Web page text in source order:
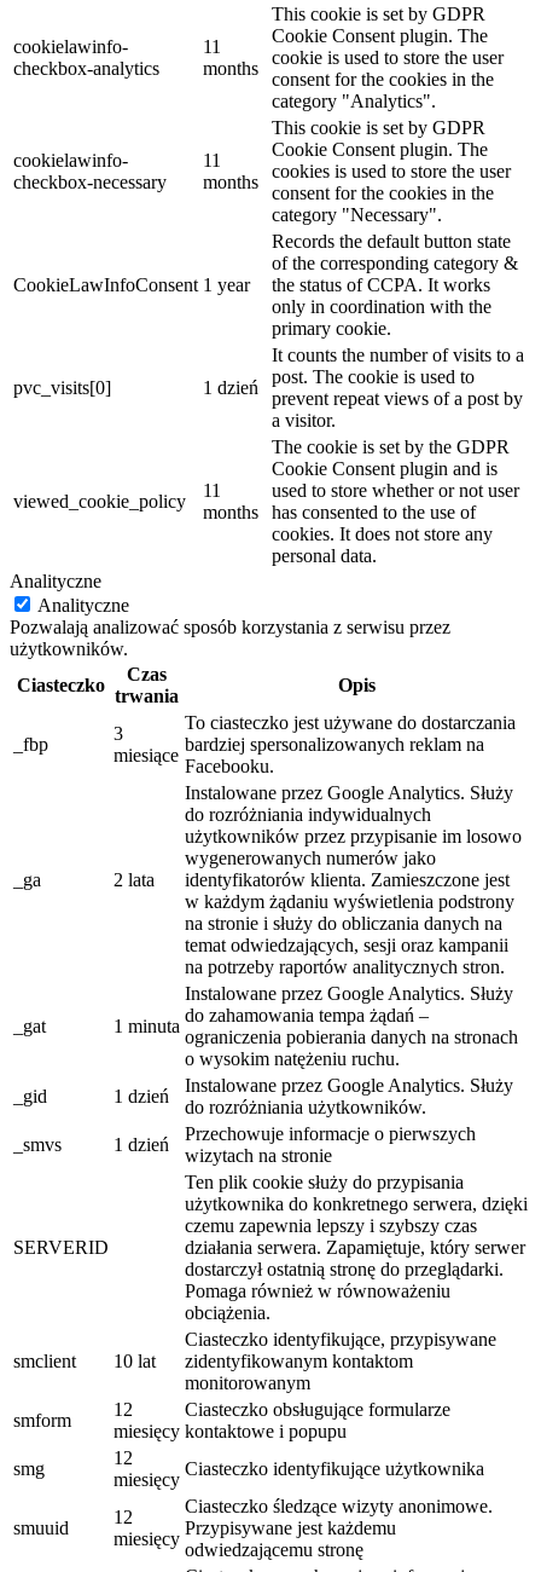
cookielawinfo-
checkbox-analytics
11
months
This cookie is set by GDPR
Cookie Consent plugin. The
cookie is used to store the user
consent for the cookies in the
category "Analytics".
cookielawinfo-
checkbox-necessary
11
months
This cookie is set by GDPR
Cookie Consent plugin. The
cookies is used to store the user
consent for the cookies in the
category "Necessary".
CookieLawInfoConsent 1 year
Records the default button state
of the corresponding category &
the status of CCPA. It works
only in coordination with the
primary cookie.
pvc_visits[0] 1 dzień
It counts the number of visits to a
post. The cookie is used to
prevent repeat views of a post by
a visitor.
viewed_cookie_policy
11
months
The cookie is set by the GDPR
Cookie Consent plugin and is
used to store whether or not user
has consented to the use of
cookies. It does not store any
personal data.
Analityczne
Analityczne
Pozwalają analizować sposób korzystania z serwisu przez
użytkowników.
Ciasteczko
Czas
trwania
Opis
_fbp
3
miesiące
To ciasteczko jest używane do dostarczania
bardziej spersonalizowanych reklam na
Facebooku.
_ga 2 lata
Instalowane przez Google Analytics. Służy
do rozróżniania indywidualnych
użytkowników przez przypisanie im losowo
wygenerowanych numerów jako
identyfikatorów klienta. Zamieszczone jest
w każdym żądaniu wyświetlenia podstrony
na stronie i służy do obliczania danych na
temat odwiedzających, sesji oraz kampanii
na potrzeby raportów analitycznych stron.
_gat 1 minuta
Instalowane przez Google Analytics. Służy
do zahamowania tempa żądań –
ograniczenia pobierania danych na stronach
o wysokim natężeniu ruchu.
_gid
1 dzień
Instalowane przez Google Analytics. Służy
do rozróżniania użytkowników.
_smvs
1 dzień
Przechowuje informacje o pierwszych
wizytach na stronie
SERVERID
Ten plik cookie służy do przypisania
użytkownika do konkretnego serwera, dzięki
czemu zapewnia lepszy i szybszy czas
działania serwera. Zapamiętuje, który serwer
dostarczył ostatnią stronę do przeglądarki.
Pomaga również w równoważeniu
obciążenia.
smclient 10 lat
Ciasteczko identyfikujące, przypisywane
zidentyfikowanym kontaktom
monitorowanym
smform
12
miesięcy
Ciasteczko obsługujące formularze
kontaktowe i popupu
smg
12
miesięcy
Ciasteczko identyfikujące użytkownika
smuuid
12
miesięcy
Ciasteczko śledzące wizyty anonimowe.
Przypisywane jest każdemu
odwiedzającemu stronę